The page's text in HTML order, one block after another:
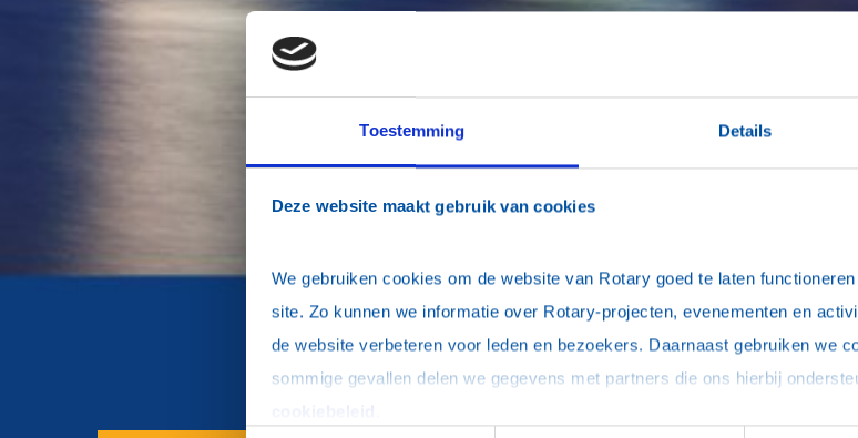
Toestemming Details
Deze website maakt gebruik van cookies
We gebruiken cookies om de website van Rotary goed te laten
site. Zo kunnen we informatie over Rotary-projecten, evenementen en
de website verbeteren voor leden en bezoekers. Daarnaast gebruiken we